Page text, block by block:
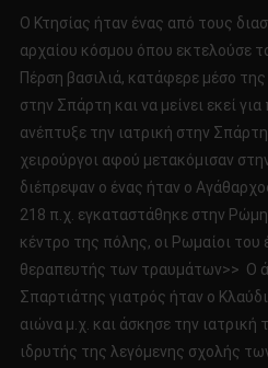
Ο Κτησίας ήταν ένας από τους
αρχαίου κόσμου όπου εκτελούσε
Πέρση βασιλιά, κατάφερε μέσο
στην Σπάρτη και να μείνει εκεί
ανέπτυξε την ιατρική στην
χειρούργοι αφού μετακόμισαν
διέπρεψαν ο ένας ήταν ο
218 π.χ. εγκαταστάθηκε στην Ρώμη
κέντρο της πόλης, οι Ρωμαίοι
θεραπευτής των τραυμάτων>> Ο
Σπαρτιάτης γιατρός ήταν ο
αιώνα μ.χ. και άσκησε την
ιδρυτής της λεγόμενης σχολής